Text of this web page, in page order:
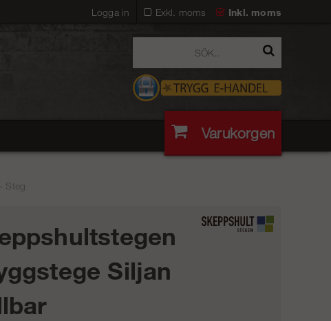
Exkl. moms Inkl. moms
Logga in
Varukorgen
Steg
Siljan